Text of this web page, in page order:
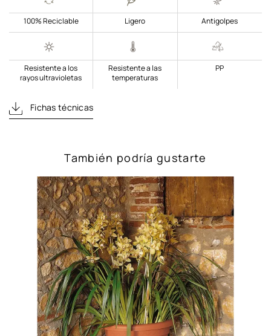
100% Reciclable Ligero Antigolpes
Resistente a los
rayos ultravioletas
Resistente a las
temperaturas
PP
Fichas técnicas
También podría gustarte